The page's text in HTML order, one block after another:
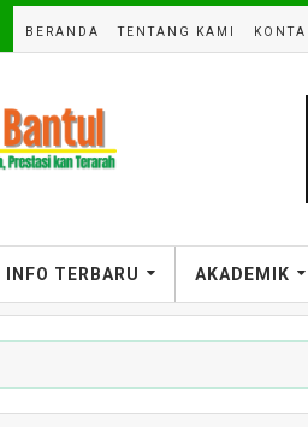
BERANDA TENTANG KAMI
INFO TERBARU AKADEMIK